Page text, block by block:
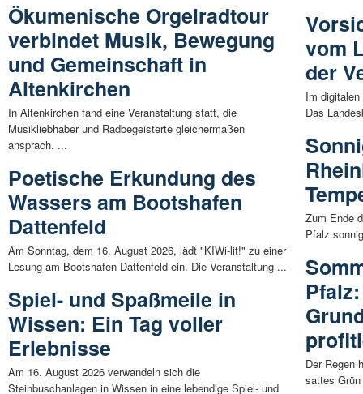
Ökumenische Orgelradtour
verbindet Musik, Bewegung
und Gemeinschaft in
Altenkirchen
In Altenkirchen fand eine Veranstaltung statt, die
Musikliebhaber und Radbegeisterte gleichermaßen
ansprach. ...
Poetische Erkundung des
Wassers am Bootshafen
Dattenfeld
Am Sonntag, dem 16. August 2026, lädt "KIWi-lit!" zu einer
Lesung am Bootshafen Dattenfeld ein. Die Veranstaltung ...
Spiel- und Spaßmeile in
Wissen: Ein Tag voller
Erlebnisse
Am 16. August 2026 verwandeln sich die
Steinbuschanlagen in Wissen in eine lebendige Spiel- und
vom
der
Im
Das
Zum Ende
Pfalz
Der Regen
sattes